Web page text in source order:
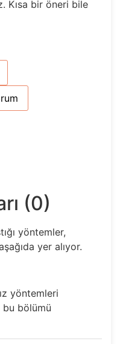
Kısa bir öneri bile
(0)
yöntemler,
yer alıyor.
yöntemleri
bu bölümü